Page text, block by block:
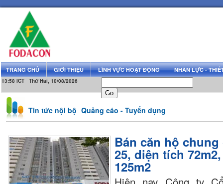
TRANG CHỦ GIỚI THIỆU LĨNH VỰC HOẠT ĐỘNG NHÂN LỰC -
13:58 ICT Thứ Hai, 10/08/2026
Tin tức nội bộ Quảng cáo - Tuyển dụng
Bán căn hộ
25, diện tích
125m2